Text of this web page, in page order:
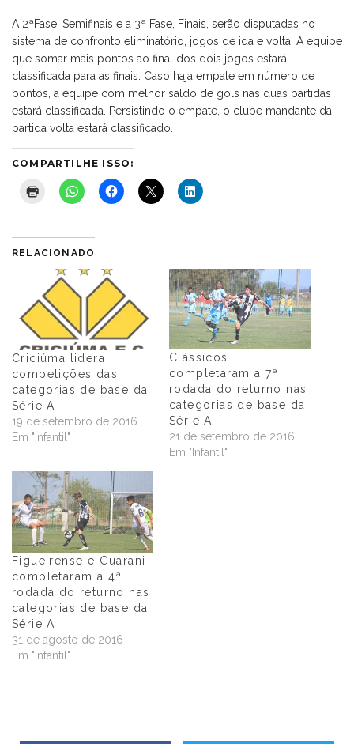
A 2ªFase, Semifinais e a 3ª Fase, Finais, serão disputadas no
sistema de confronto eliminatório, jogos de ida e volta. A equipe
que somar mais pontos ao final dos dois jogos estará
classificada para as finais. Caso haja empate em número de
pontos, a equipe com melhor saldo de gols nas duas partidas
estará classificada. Persistindo o empate, o clube mandante da
partida volta estará classificado.
COMPARTILHE ISSO:
RELACIONADO
Criciúma lidera
competições das
categorias de base da
Série A
19 de setembro de 2016
Em "Infantil"
Clássicos
completaram a 7ª
rodada do returno nas
categorias de base da
Série A
21 de setembro de 2016
Em "Infantil"
Figueirense e Guarani
completaram a 4ª
rodada do returno nas
categorias de base da
Série A
31 de agosto de 2016
Em "Infantil"